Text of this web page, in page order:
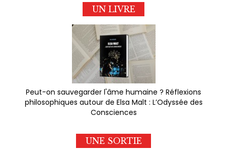
UN LIVRE
Peut-on sauvegarder l'âme humaine ? Réflexions
philosophiques autour de Elsa Malt : L’Odyssée des
Consciences
UNE SORTIE